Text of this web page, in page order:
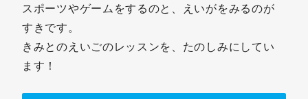
スポーツやゲームをするのと、えいがをみるのが
すきです。
きみとのえいごのレッスンを、たのしみにしてい
ます！